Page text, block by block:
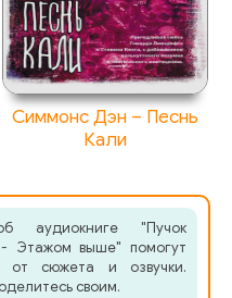
Симмонс Дэн – Песнь
Кали
аудиокниге "Пучок
Этажом выше" помогут
от сюжета и озвучки.
своим.